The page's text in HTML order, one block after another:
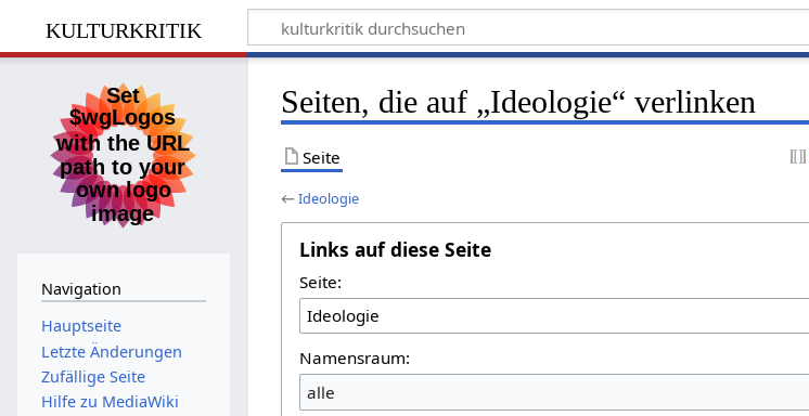
kulturkritik
Seiten, die auf „Ideologie“ verlinken
Seite
←Ideologie
Links auf diese Seite
Seite:
Namensraum:
alle
Navigation
Hauptseite
Letzte Änderungen
Zufällige Seite
Hilfe zu MediaWiki